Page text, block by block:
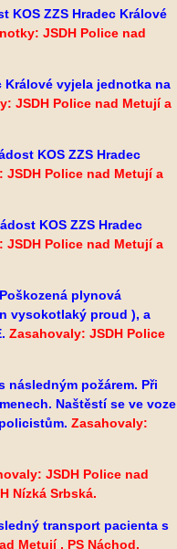
KOS ZZS Hradec Králové
JSDH Police nad
Králové vyjela jednotka na
JSDH Police nad Metují a
KOS ZZS Hradec
JSDH Police nad Metují a
KOS ZZS Hradec
JSDH Police nad Metují a
Poškozená plynová
vysokotlaký proud ), a
Zasahovaly: JSDH Police
následným požárem. Při
Naštěstí se ve voze
Zasahovaly:
JSDH Police nad
Nízká Srbská.
transport pacienta s
Metují , PS Náchod.